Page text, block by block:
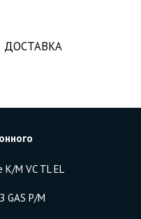
ДОСТАВКА
K/M VC TL EL
GAS P/M